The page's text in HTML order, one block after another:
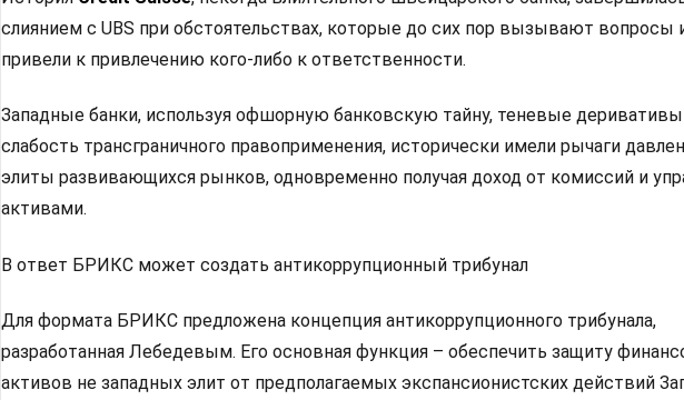
слиянием с UBS при обстоятельствах, которые до сих пор вызывают вопросы
привели к привлечению кого-либо к ответственности.
Западные банки, используя офшорную банковскую тайну, теневые
слабость трансграничного правоприменения, исторически имели рычаги
элиты развивающихся рынков, одновременно получая доход от комиссий и
активами.
В ответ БРИКС может создать антикоррупционный трибунал
Для формата БРИКС предложена концепция антикоррупционного трибунала,
разработанная Лебедевым. Его основная функция – обеспечить защиту
активов не западных элит от предполагаемых экспансионистских действий